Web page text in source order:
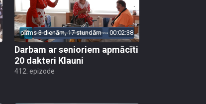
pirms 3 dienām, 17 stundām 00:02:38
Darbam ar senioriem apmācīti
20 dakteri Klauni
412. epizode